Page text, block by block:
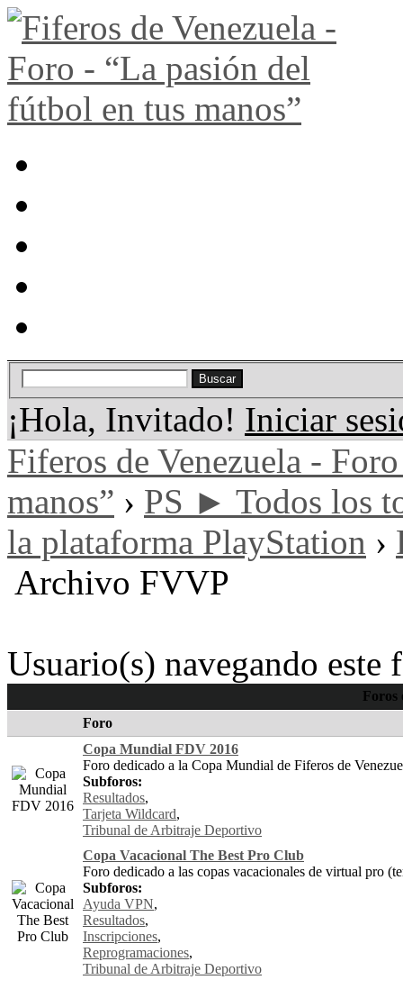
¡Hola, Invitado! Iniciar
Fiferos de Venezuela -
manos” › PS ► Todos los
la plataforma PlayStation ›
Archivo FVVP
Usuario(s) navegando
Foro
Copa Mundial FDV 2016
Foro dedicado a la Copa Mundial de Fiferos de
Subforos:
Resultados,
Tarjeta Wildcard,
Tribunal de Arbitraje Deportivo
Copa Vacacional The Best Pro Club
Foro dedicado a las copas vacacionales de virtual pro
Subforos:
Ayuda VPN,
Resultados,
Inscripciones,
Reprogramaciones,
Tribunal de Arbitraje Deportivo